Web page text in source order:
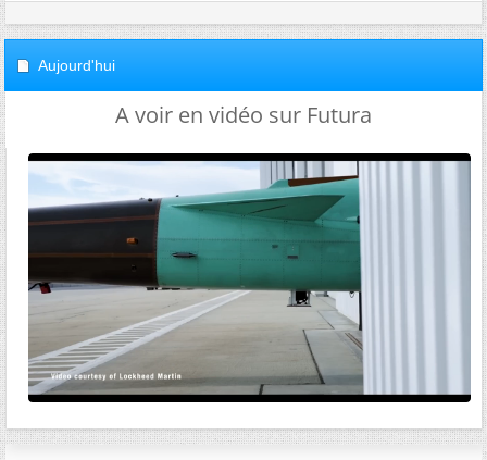
Aujourd'hui
A voir en vidéo sur Futura